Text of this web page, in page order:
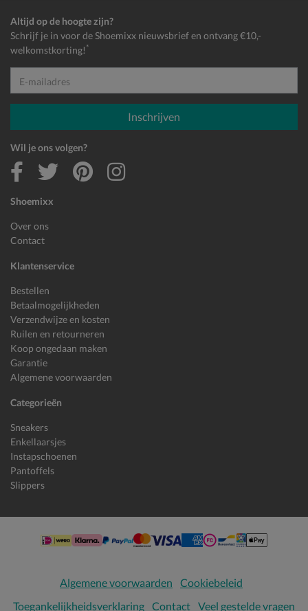
Shoemixx
Over ons
Contact
Klantenservice
Bestellen
Betaalmogelijkheden
Verzendwijze en kosten
Ruilen en retourneren
Koop ongedaan maken
Garantie
Algemene voorwaarden
Categorieën
Sneakers
Enkellaarsjes
Instapschoenen
Pantoffels
Slippers
Altijd op de hoogte zijn?
Schrijf je in voor de Shoemixx nieuwsbrief en ontvang €10,-
welkomstkorting! *
E-mailadres
Inschrijven
Wil je ons volgen?
Algemene voorwaarden
Cookiebeleid
Toegankelijkheidsverklaring Contact Veel gestelde vragen